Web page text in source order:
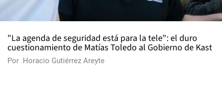
"La agenda de seguridad está para la tele": el duro
cuestionamiento de Matías Toledo al Gobierno de Kast
Por Horacio Gutiérrez Areyte